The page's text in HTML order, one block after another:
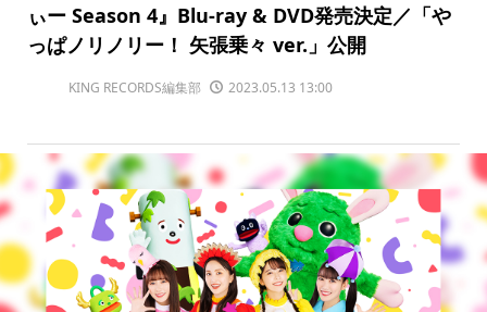
ぃー Season 4』Blu-ray & DVD発売決定／「や
っぱノリノリー！ 矢張乗々 ver.」公開
KING RECORDS編集部 2023.05.13 13:00